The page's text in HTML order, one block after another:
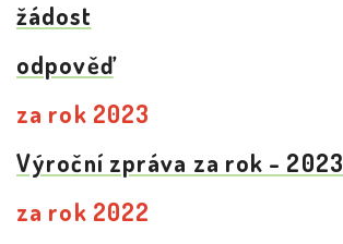
žádost
odpověď
za rok 2023
Výroční zpráva za rok - 2023
za rok 2022